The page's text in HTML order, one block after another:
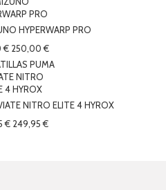
HYPERWARP PRO
€ 250,00 €
NITRO ELITE 4 HYROX
€ 249,95 €